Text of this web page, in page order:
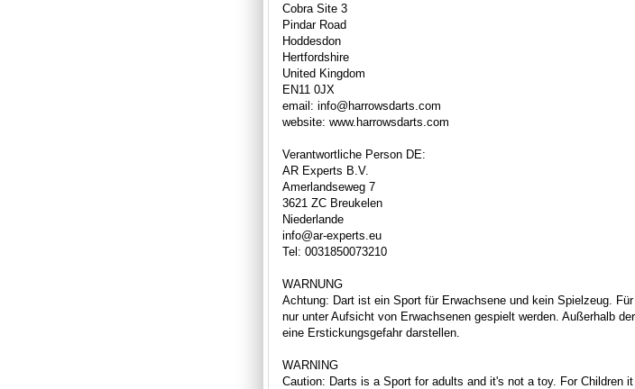
Cobra Site 3
Pindar Road
Hoddesdon
Hertfordshire
United Kingdom
EN11 0JX
email: info@harrowsdarts.com
website: www.harrowsdarts.com
Verantwortliche Person DE:
AR Experts B.V.
Amerlandseweg 7
3621 ZC Breukelen
Niederlande
info@ar-experts.eu
Tel: 0031850073210
WARNUNG
Achtung: Dart ist ein Sport für Erwachsene und kein Spielzeug.
nur unter Aufsicht von Erwachsenen gespielt werden. Außerhalb
eine Erstickungsgefahr darstellen.
WARNING
Caution: Darts is a Sport for adults and it's not a toy. For Children